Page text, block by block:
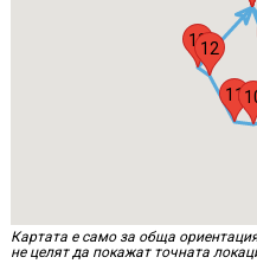
11
12
13
Картата е само за обща
не целят да покажат точната